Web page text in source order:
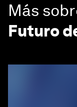
Más
Futuro